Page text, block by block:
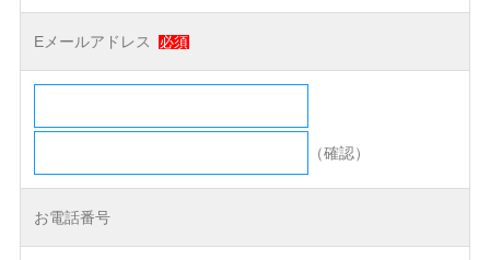
Eメールアドレス 必須
（確認）
お電話番号